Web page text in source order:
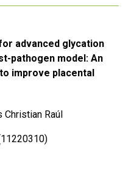
advanced glycation
pathogen model: An
improve placental
Christian Raúl